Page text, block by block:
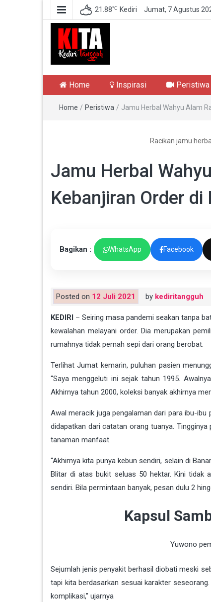
21.88℃ Kediri Jumat, 7 Agustus
Kediri Tangguh
Home Inspirasi Peristiwa
Home / Peristiwa / Jamu Herbal Wahyu Alam
Racikan jamu
Jamu Herbal
Kebanjiran Order
Bagikan : WhatsApp Facebook
Posted on 12 Juli 2021 by kediritangguh
KEDIRI – Seiring masa pandemi seakan tanpa
kewalahan melayani order. Dia merupakan
rumahnya tidak pernah sepi dari orang berobat.
Terlihat Jumat kemarin, puluhan pasien
“Saya menggeluti ini sejak tahun 1995.
Akhirnya tahun 2000, koleksi banyak akhirnya
Awal meracik juga pengalaman dari para ibu-
didapatkan dari catatan orang tuanya.
tanaman manfaat.
“Akhirnya kita punya kebun sendiri, selain di
Blitar di atas bukit seluas 50 hektar. Kini tidak
sendiri. Bila permintaan banyak, pesan dulu 2
Kapsul
Yuwono
Sejumlah jenis penyakit berhasil diobati meski
tapi kita berdasarkan sesuai karakter
komplikasi,” ujarnya